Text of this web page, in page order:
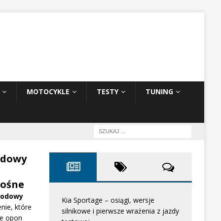
MOTOCYKLE TESTY TUNING
które
opon
Kia Sportage – osiągi, wersje
silnikowe i pierwsze wrażenia z jazdy